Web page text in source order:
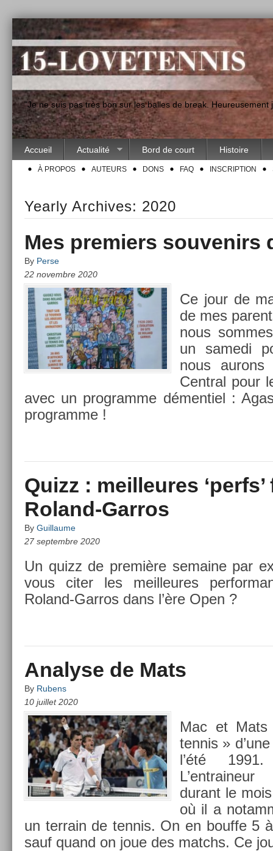
"Je ne suis pas très bon sur les balles de break.
Accueil Actualité Bord de court Histoire
À PROPOS AUTEURS DONS FAQ INSCRIPTION
Yearly Archives: 2020
Mes premiers souvenirs
By Perse
22 novembre 2020
Ce jour de
de mes
nous
un samedi
nous
Centr­al pour
avec un pro­gram­me démen­tiel :
pro­gram­me !
Quizz : meilleures
Roland-Garros
By Guillaume
27 septembre 2020
Un quizz de première semaine par
vous citer les meil­leures
Roland-Garros dans l’ère Open ?
Analyse de Mats
By Rubens
10 juillet 2020
Mac et
ten­nis »
l’été
durant le
où il a
un ter­rain de ten­nis. On en bouf­fe 5
sauf quand on joue des matchs. Ce